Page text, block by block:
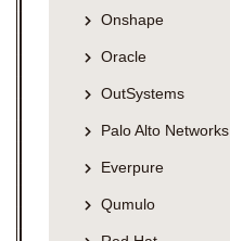
Onshape
Oracle
OutSystems
Palo Alto Networks
Everpure
Qumulo